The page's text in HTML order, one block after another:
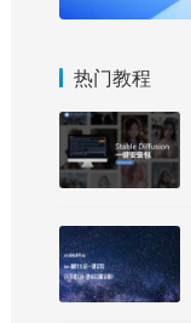
热门教程